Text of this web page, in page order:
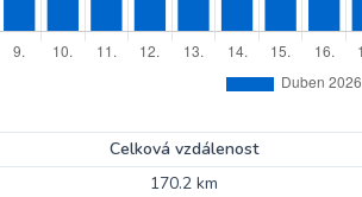
Celková vzdálenost
170.2 km